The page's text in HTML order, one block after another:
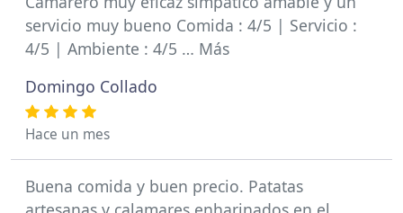
servicio muy bueno Comida : 4/5 | Servicio :
4/5 | Ambiente : 4/5 … Más
Domingo Collado
Hace un mes
Buena comida y buen precio. Patatas